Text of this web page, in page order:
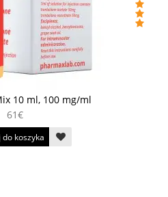
10 ml, 100 mg/ml
61€
do koszyka